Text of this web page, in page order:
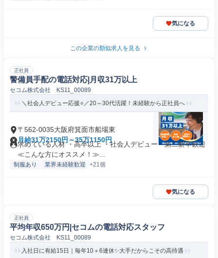
気になる
この企業の類似求人を見る
正社員
警備員手配の電話対応|月収31万以上
セコム株式会社 KS11_00089
＼社会人デビュー応援⭐／20～30代活躍！未経験から正社員へ
〒562-0035大阪府箕面市船場東
月給31万2150円～35万1150円
求めている人材 ・高卒以上 ・社会人デビュー・第二新卒歓迎
≪こんな方にオススメ！≫...
制服あり 業界未経験歓迎 +21個
気になる
正社員
平均年収650万円|セコムの電話対応スタッフ
セコム株式会社 KS11_00089
入社日に有給15日｜毎年10＋6連休✨大手だからこその高待遇